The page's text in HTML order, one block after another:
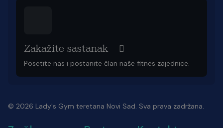
Zakažite sastanak
Posetite nas i postanite član naše fitnes zajednice.
© 2026 Lady's Gym teretana Novi Sad. Sva prava zadržana.